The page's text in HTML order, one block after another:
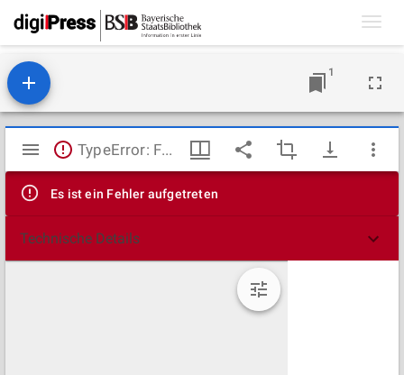
1
Mirador
Viewer
TypeError: Failed to fetch
Es ist ein Fehler aufgetreten
Technische Details